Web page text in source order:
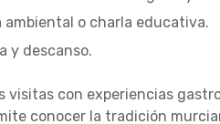
ambiental o charla educativa.
y descanso.
visitas con experiencias
conocer la tradición